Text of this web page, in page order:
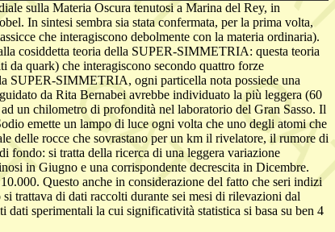
sulla Materia Oscura tenutosi a Marina del Rey, in
In sintesi sembra sia stata confermata, per la prima volta,
che interagiscono debolmente con la materia ordinaria).
cosiddetta teoria della SUPER-SIMMETRIA: questa teoria
quark) che interagiscono secondo quattro forze
SUPER-SIMMETRIA, ogni particella nota possiede una
da Rita Bernabei avrebbe individuato la più leggera (60
un chilometro di profondità nel laboratorio del Gran Sasso. Il
emette un lampo di luce ogni volta che uno degli atomi che
delle rocce che sovrastano per un km il rivelatore, il rumore di
fondo: si tratta della ricerca di una leggera variazione
in Giugno e una corrispondente decrescita in Dicembre.
Questo anche in considerazione del fatto che seri indizi
trattava di dati raccolti durante sei mesi di rilevazioni dal
sperimentali la cui significatività statistica si basa su ben 4